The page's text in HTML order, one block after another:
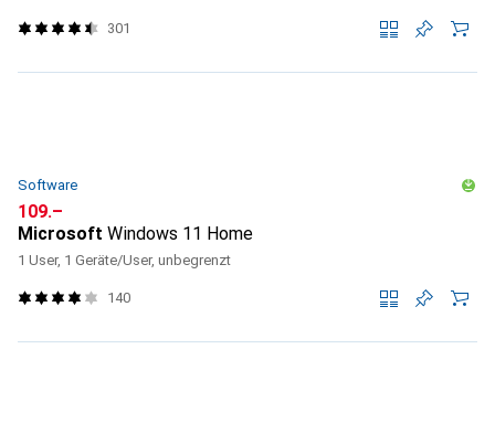
301
Software
CHF
109.–
Microsoft Windows 11 Home
1 User, 1 Geräte/User, unbegrenzt
140